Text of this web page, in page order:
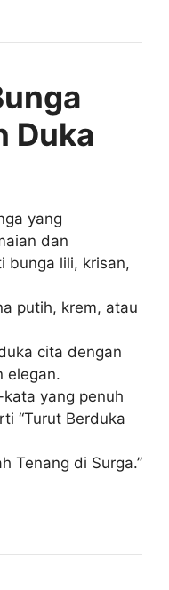
Duka
yang
dan
bunga lili, krisan,
putih, krem, atau
cita dengan
elegan.
yang penuh
“Turut Berduka
Tenang di Surga.”